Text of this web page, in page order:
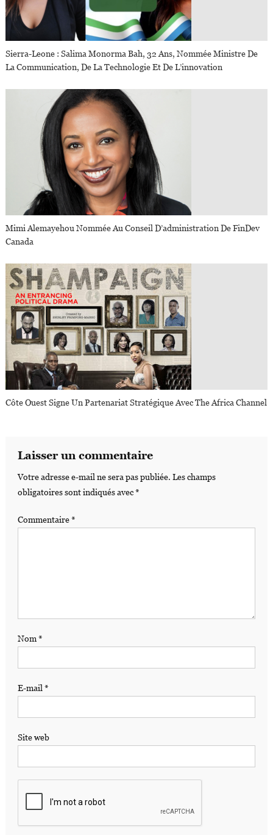
Sierra-Leone : Salima Monorma Bah, 32 Ans, Nommée Ministre De
La Communication, De La Technologie Et De L’innovation
Mimi Alemayehou Nommée Au Conseil D’administration De FinDev
Canada
Côte Ouest Signe Un Partenariat Stratégique Avec The Africa Channel
Laisser un commentaire
Votre adresse e-mail ne sera pas publiée. Les champs
obligatoires sont indiqués avec*
Commentaire*
Nom*
E-mail *
Site web